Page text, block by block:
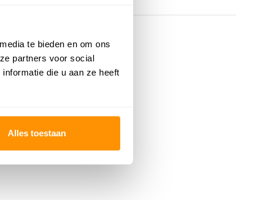
te bieden en om ons
partners voor social
die u aan ze heeft
Alles toestaan